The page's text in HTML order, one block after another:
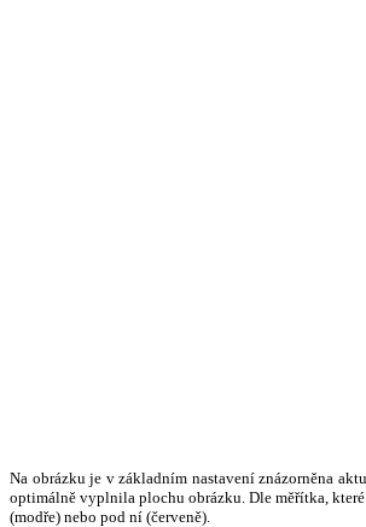
Na obrázku je v základním nastavení znázorněna
optimálně vyplnila plochu obrázku. Dle měřítka,
(modře) nebo pod ní (červeně).